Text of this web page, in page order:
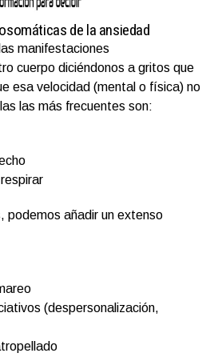
de la ansiedad
manifestaciones
cuerpo diciéndonos a gritos que
esa velocidad (mental o física) no
las más frecuentes son:
podemos añadir un extenso
(despersonalización,